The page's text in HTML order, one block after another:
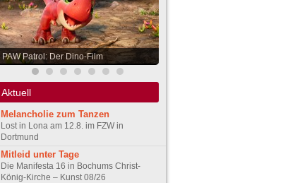
PAW Patrol: Der Dino-Film
Aktuell
Melancholie zum Tanzen
Lost in Lona am 12.8. im FZW in
Dortmund
Mitleid unter Tage
Die Manifesta 16 in Bochums Christ-
König-Kirche – Kunst 08/26